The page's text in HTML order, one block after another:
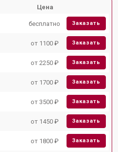
Цена
бесплатно Заказать
от 1100 ₽ Заказать
от 2250 ₽ Заказать
от 1700 ₽ Заказать
от 3500 ₽ Заказать
от 1450 ₽ Заказать
от 1800 ₽ Заказать